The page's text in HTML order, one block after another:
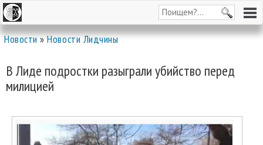
Новости»Новости Лидчины
В Лиде подростки разыграли убийство перед
милицией